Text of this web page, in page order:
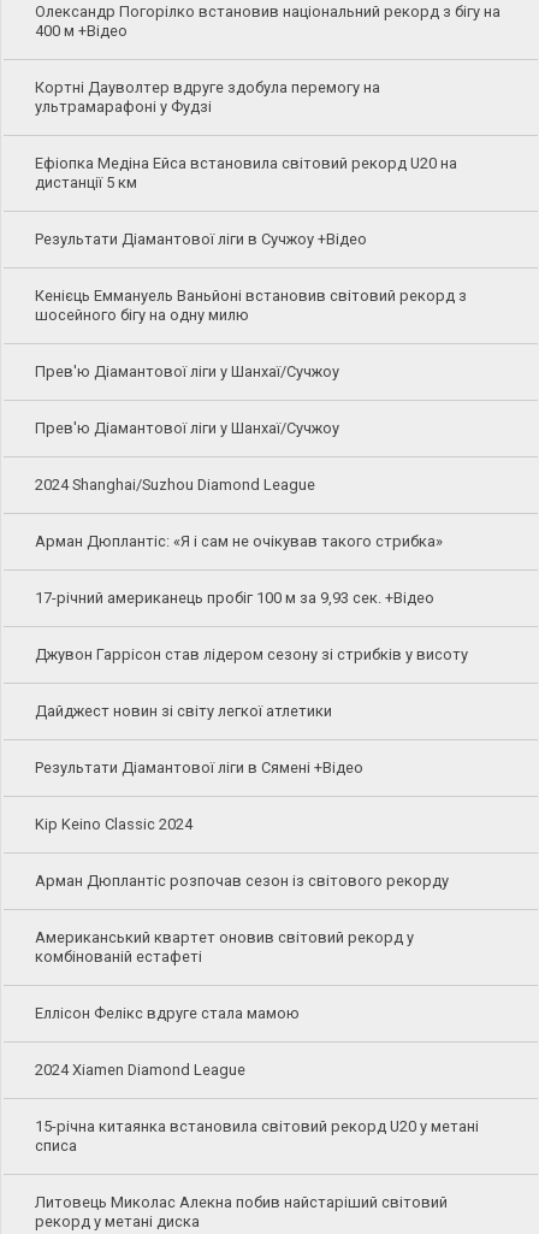
Олександр Погорілко встановив національний рекорд з бігу на
400 м +Відео
Кортні Дауволтер вдруге здобула перемогу на
ультрамарафоні у Фудзі
Ефіопка Медіна Ейса встановила світовий рекорд U20 на
дистанції 5 км
Результати Діамантової ліги в Сучжоу +Відео
Кенієць Еммануель Ваньйоні встановив світовий рекорд з
шосейного бігу на одну милю
Прев'ю Діамантової ліги у Шанхаї/Сучжоу
Прев'ю Діамантової ліги у Шанхаї/Сучжоу
2024 Shanghai/Suzhou Diamond League
Арман Дюплантіс: «Я і сам не очікував такого стрибка»
17-річний американець пробіг 100 м за 9,93 сек. +Відео
Джувон Гаррісон став лідером сезону зі стрибків у висоту
Дайджест новин зі світу легкої атлетики
Результати Діамантової ліги в Сямені +Відео
Kip Keino Classic 2024
Арман Дюплантіс розпочав сезон із світового рекорду
Американський квартет оновив світовий рекорд у
комбінованій естафеті
Еллісон Фелікс вдруге стала мамою
2024 Xiamen Diamond League
15-річна китаянка встановила світовий рекорд U20 у метані
списа
Литовець Миколас Алекна побив найстаріший світовий
рекорд у метані диска